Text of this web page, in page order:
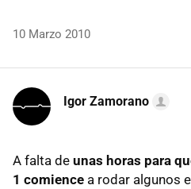
10 Marzo 2010
Igor Zamorano
A falta de unas horas para
1 comience a rodar algunos